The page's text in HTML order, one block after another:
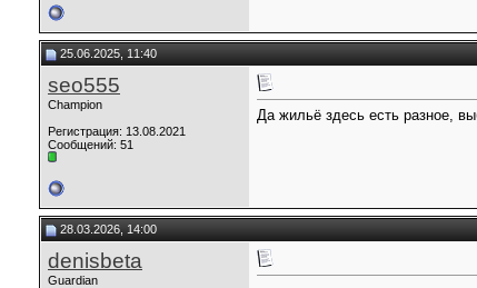
25.06.2025, 11:40
seo555
Champion
Регистрация: 13.08.2021
Сообщений: 51
Да жильё здесь есть разное,
28.03.2026, 14:00
denisbeta
Guardian